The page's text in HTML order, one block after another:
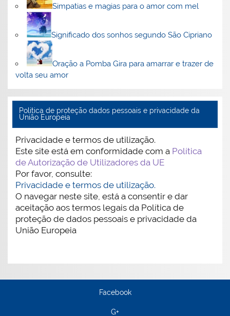
Simpatias e magias para o amor com mel
Significado dos sonhos segundo São Cipriano
Oração a Pomba Gira para amarrar e trazer de
volta seu amor
Politica de proteção dados pessoais e privacidade da
União Europeia
Privacidade e termos de utilização.
Este site está em conformidade com a Política
de Autorização de Utilizadores da UE
Por favor, consulte:
Privacidade e termos de utilização.
O navegar neste site, está a consentir e dar
aceitação aos termos legais da Política de
proteção de dados pessoais e privacidade da
União Europeia
Facebook
G+